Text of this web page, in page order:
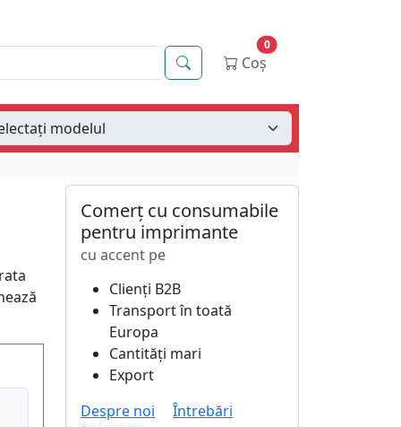
CăutareCoș
0
Comerț cu consumabile
pentru imprimante
cu accent pe
Clienți B2B
Transport în toată
Europa
Cantități mari
Export
Despre noi
Întrebări